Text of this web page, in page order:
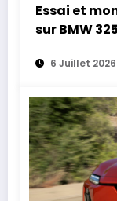
Essai et
sur BMW
6 Juillet 2026